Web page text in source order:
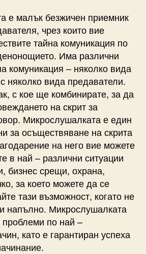
е малък безжичен приемник
чрез които вие
тайна комуникация по
Има различни
комуникация – няколко вида
няколко вида предаватели.
с кое ще комбинирате, за да
на скрит за
Микрослушалката е един
за осъществяване на скрита
на него вие можете
в най – различни ситуации
бизнес срещи, охрана,
за което можете да се
тази възможност, когато не
напълно. Микрослушалката
по най –
като е гарантиран успеха